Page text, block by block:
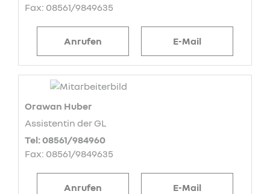
Fax: 08561/9849635
Anrufen E-Mail
Orawan Huber
Assistentin der GL
Tel: 08561/984960
Fax: 08561/9849635
Anrufen E-Mail